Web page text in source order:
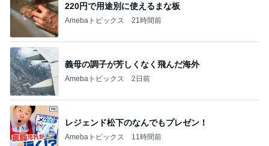
220円で用途別に使えるまな板
Amebaトピックス 21時間前
義母の調子が芳しくなく飛んだ海外
Amebaトピックス 2日前
レジェンド松下のなんでもプレゼン！
Amebaトピックス 11時間前